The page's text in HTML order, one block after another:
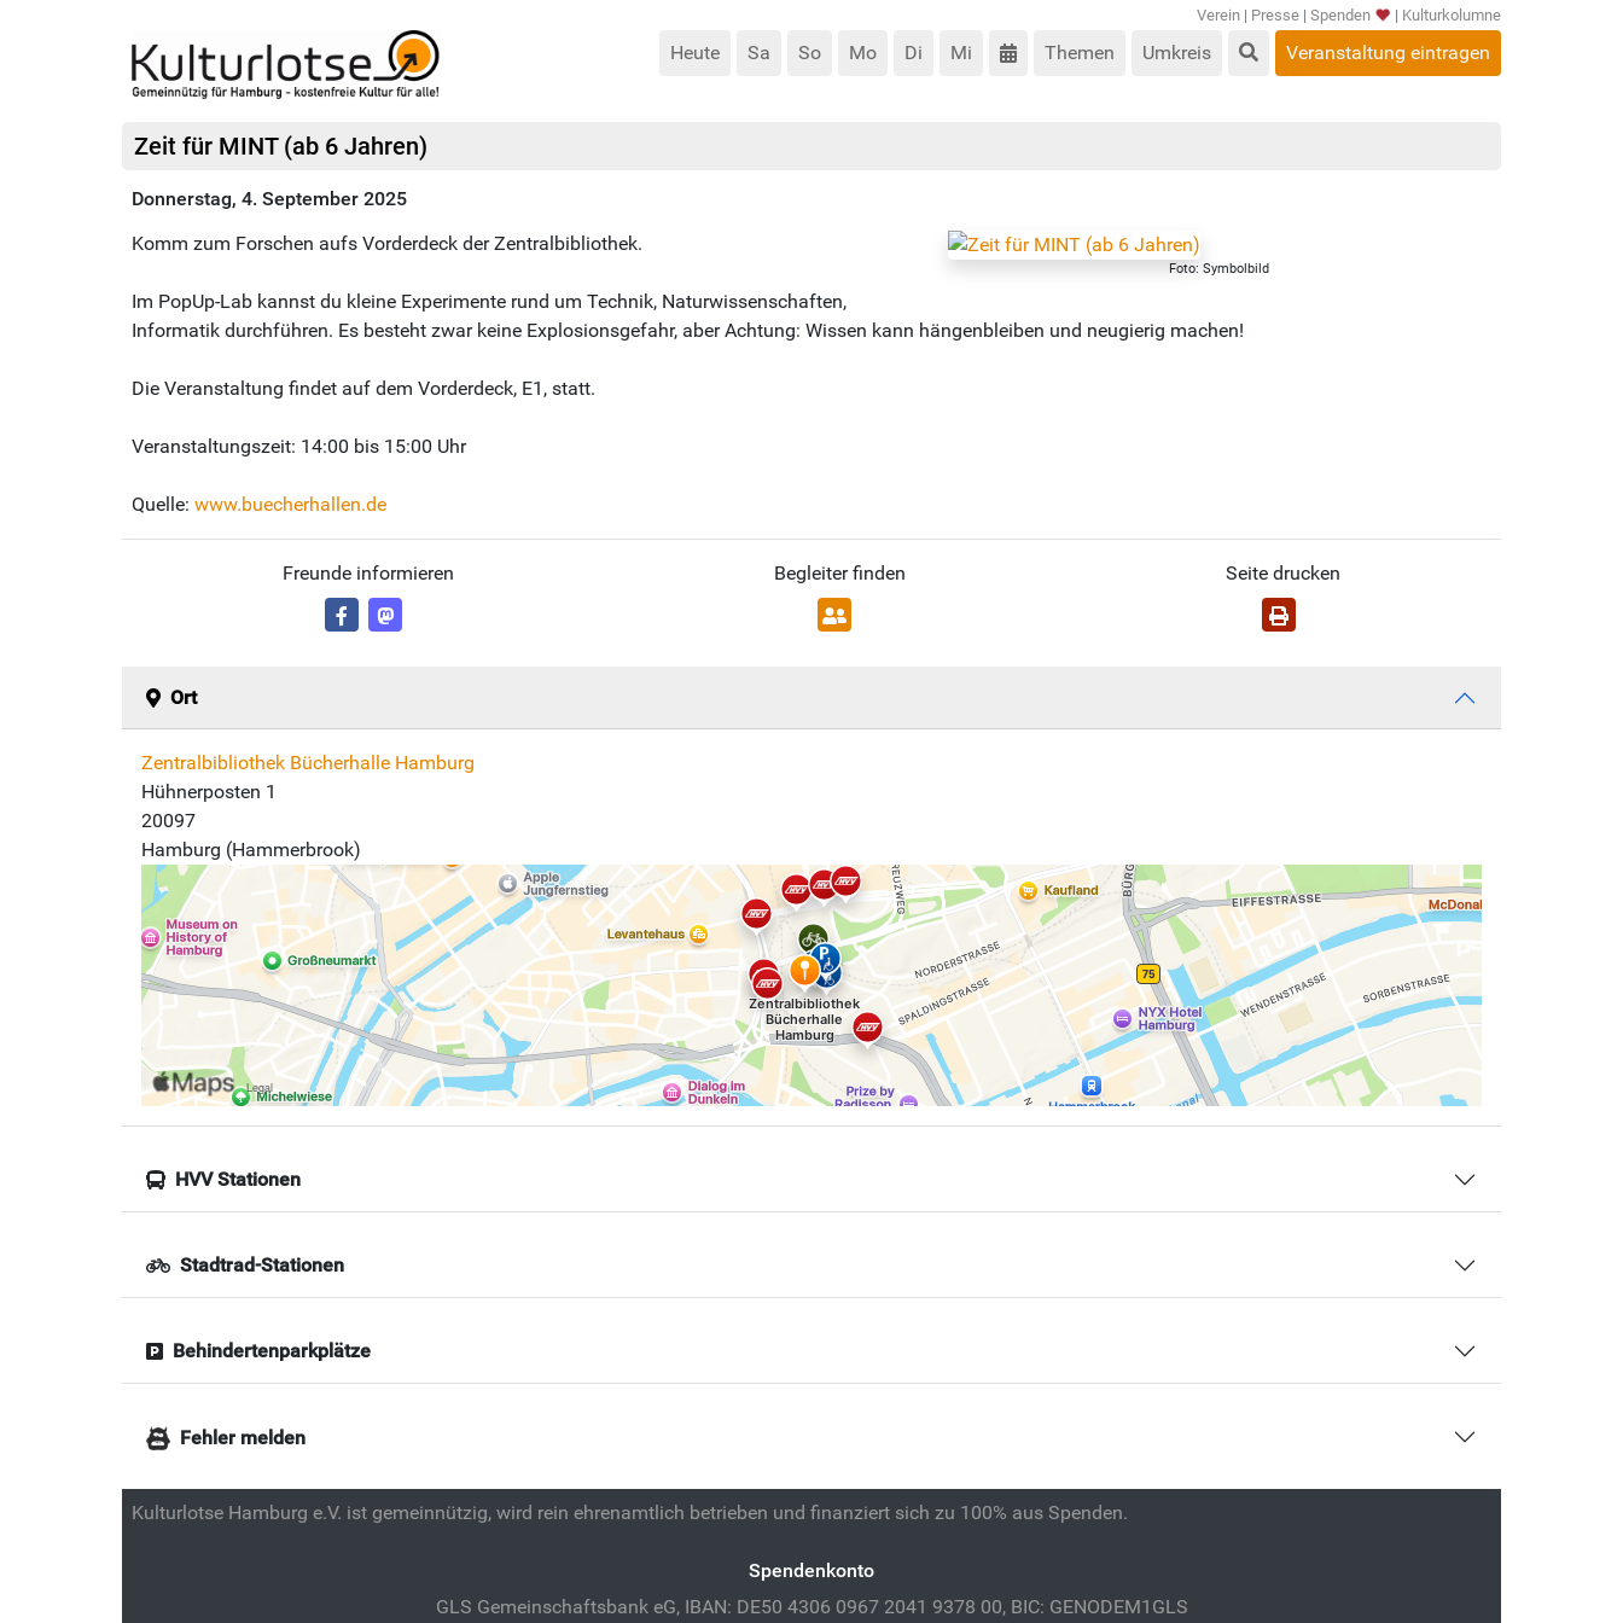
Verein | Presse | Spenden | Kulturkolumne
Heute Sa So Mo Di Mi Themen Umkreis Veranstaltung eintragen
Zeit für MINT (ab 6 Jahren)
Donnerstag, 4. September 2025
Foto: Symbolbild
Komm zum Forschen aufs Vorderdeck der Zentralbibliothek.
Im PopUp-Lab kannst du kleine Experimente rund um Technik, Naturwissenschaften,
Informatik durchführen. Es besteht zwar keine Explosionsgefahr, aber Achtung: Wissen kann hängenbleiben und neugierig machen!
Die Veranstaltung findet auf dem Vorderdeck, E1, statt.
Veranstaltungszeit: 14:00 bis 15:00 Uhr
Quelle: www.buecherhallen.de
Freunde informieren Begleiter finden Seite drucken
Ort
Zentralbibliothek Bücherhalle Hamburg
Hühnerposten 1
20097
Hamburg (Hammerbrook)
HVV Stationen
Stadtrad-Stationen
Behindertenparkplätze
Fehler melden
Kulturlotse Hamburg e.V. ist gemeinnützig, wird rein ehrenamtlich betrieben und finanziert sich zu 100% aus Spenden.
Spendenkonto
GLS Gemeinschaftsbank eG, IBAN: DE50 4306 0967 2041 9378 00, BIC: GENODEM1GLS